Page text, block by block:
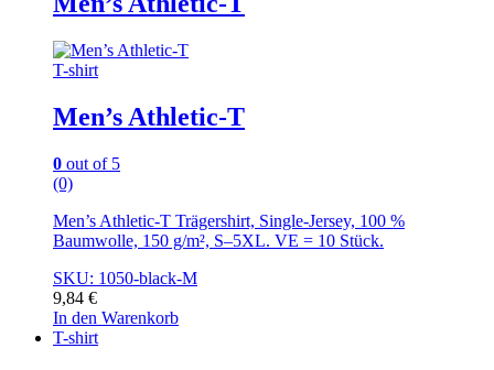
T-shirt
Men’s Athletic-T
0 out of 5
(0)
Men’s Athletic-T Trägershirt, Single-Jersey, 100 %
Baumwolle, 150 g/m², S–5XL. VE = 10 Stück.
SKU: 1050-black-M
9,84 €
In den Warenkorb
T-shirt